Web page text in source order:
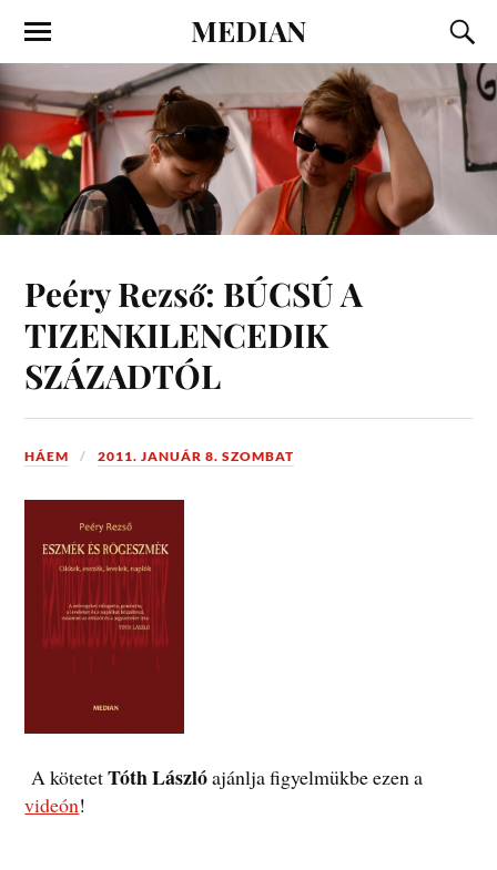
MEDIAN
Peéry Rezső: BÚCSÚ A
TIZENKILENCEDIK
SZÁZADTÓL
HÁEM 2011. JANUÁR 8. SZOMBAT
A kötetetTóth Lászlóajánlja figyelmükbe ezen a
videón!